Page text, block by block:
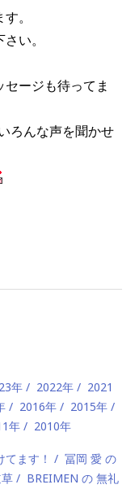
。
い。
ージも待ってま
ろんな声を聞かせ
年 2022年
2021
2016年
2015年
年 2010年
ます！
冨岡 愛 の
BREIMEN の 無礼